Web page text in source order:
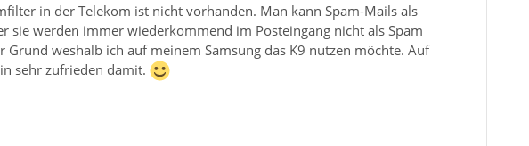
in der Telekom ist nicht vorhanden. Man kann Spam-Mails als
sie werden immer wiederkommend im Posteingang nicht als Spam
weshalb ich auf meinem Samsung das K9 nutzen möchte. Auf
sehr zufrieden damit.